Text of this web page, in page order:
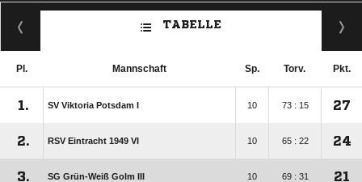
TABELLE
Pl. Mannschaft Sp. Torv. Pkt.
1. SV Viktoria Potsdam I 10 73 : 15 27
2. RSV Eintracht 1949 VI 10 65 : 22 24
3. SG Grün-Weiß Golm III 10 69 : 31 21